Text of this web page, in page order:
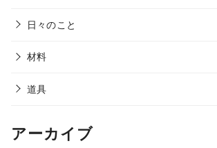
日々のこと
材料
道具
アーカイブ